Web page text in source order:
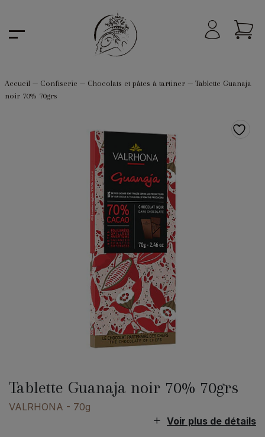
Accueil— Confiserie — Chocolats et pâtes à tartiner— Tablette Guanaja
noir 70% 70grs
Tablette Guanaja noir 70% 70grs
VALRHONA - 70g
Voir plus de détails